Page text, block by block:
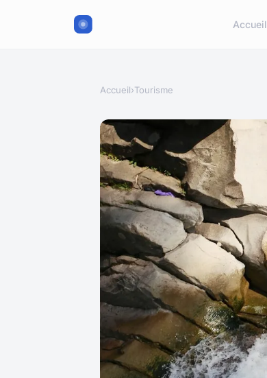
Accueil
Accueil›Tourisme